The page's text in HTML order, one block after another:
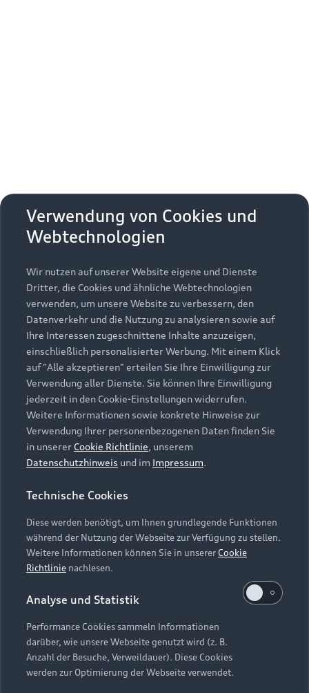
Zurück nach oben
Modelle
Alle Modelle
Modelle vergleichen
Elektromodelle
Plug-in-Hybride
Kaufen & leasen
Neuwagensuche
Gebrauchtwagensuche
Gebrauchtwagen
Finanzierung
Aktionen & Angebote
Geschäftskunden
Service & Zubehör
Saisonale Angebote
Audi Services
Garantie
Audi digital services
myAudi
Support
Kundenservice
Händlersuche
Audi Code
Online-Terminvereinbarung
Servicekontakt
Vertrag widerrufen
Über Audi
Unternehmen
Karriere
Investor Relations
Presse & Media Center
Datenschutz
Audi erleben
Newsletter
Impressum Rechtliches
Hinweisgebersystem
Datenschutzinformation
Cookie-Einstellungen
Cookie-Richtlinie
Barrierefreiheit
Hinweis: Die aktuelle Darstellung und Anordnung der
Embleme am Fahrzeug bei allen Abbildungen auf dieser
Webseite kann abweichen.
Verwendung von Cookies und
Webtechnologien
Wir nutzen auf unserer Website eigene und Dienste
Dritter, die Cookies und ähnliche Webtechnologien
verwenden, um unsere Website zu verbessern, den
Datenverkehr und die Nutzung zu analysieren sowie auf
Ihre Interessen zugeschnittene Inhalte anzuzeigen,
einschließlich personalisierter Werbung. Mit einem Klick
auf "Alle akzeptieren" erteilen Sie Ihre Einwilligung zur
Verwendung aller Dienste. Sie können Ihre Einwilligung
jederzeit in den Cookie-Einstellungen widerrufen.
Weitere Informationen sowie konkrete Hinweise zur
Verwendung Ihrer personenbezogenen Daten finden Sie
in unserer Cookie Richtlinie, unserem
Datenschutzhinweis und im Impressum.
Technische Cookies
Diese werden benötigt, um Ihnen grundlegende Funktionen
während der Nutzung der Webseite zur Verfügung zu stellen.
Weitere Informationen können Sie in unsererCookie
Richtlinie nachlesen.
Analyse und Statistik
Performance Cookies sammeln Informationen
darüber, wie unsere Webseite genutzt wird (z. B.
Anzahl der Besuche, Verweildauer). Diese Cookies
werden zur Optimierung der Webseite verwendet.